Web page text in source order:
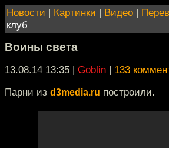
Новости | Картинки | Видео |
клуб
Воины света
13.08.14 13:35 | Goblin | 133
Парни из d3media.ru построили.